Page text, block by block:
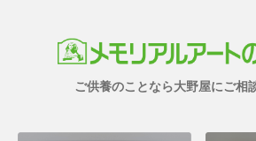
ご供養のことなら大野屋にご相